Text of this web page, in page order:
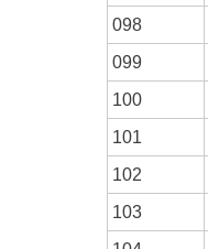
098
099
100
101
102
103